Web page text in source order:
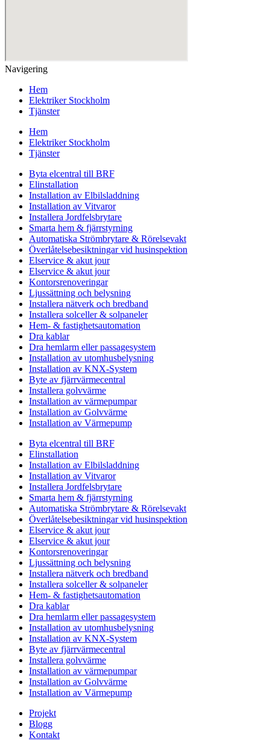
Navigering
Hem
Elektriker Stockholm
Tjänster
Hem
Elektriker Stockholm
Tjänster
Byta elcentral till BRF
Elinstallation
Installation av Elbilsladdning
Installation av Vitvaror
Installera Jordfelsbrytare
Smarta hem & fjärrstyrning
Automatiska Strömbrytare & Rörelsevakt
Överlåtelsebesiktningar vid husinspektion
Elservice & akut jour
Elservice & akut jour
Kontorsrenoveringar
Ljussättning och belysning
Installera nätverk och bredband
Installera solceller & solpaneler
Hem- & fastighetsautomation
Dra kablar
Dra hemlarm eller passagesystem
Installation av utomhusbelysning
Installation av KNX-System
Byte av fjärrvärmecentral
Installera golvvärme
Installation av värmepumpar
Installation av Golvvärme
Installation av Värmepump
Byta elcentral till BRF
Elinstallation
Installation av Elbilsladdning
Installation av Vitvaror
Installera Jordfelsbrytare
Smarta hem & fjärrstyrning
Automatiska Strömbrytare & Rörelsevakt
Överlåtelsebesiktningar vid husinspektion
Elservice & akut jour
Elservice & akut jour
Kontorsrenoveringar
Ljussättning och belysning
Installera nätverk och bredband
Installera solceller & solpaneler
Hem- & fastighetsautomation
Dra kablar
Dra hemlarm eller passagesystem
Installation av utomhusbelysning
Installation av KNX-System
Byte av fjärrvärmecentral
Installera golvvärme
Installation av värmepumpar
Installation av Golvvärme
Installation av Värmepump
Projekt
Blogg
Kontakt